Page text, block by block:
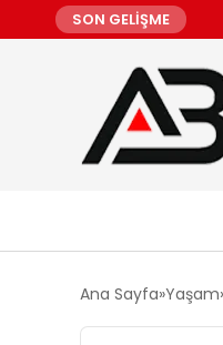
SON GELİŞME
Ana Sayfa Yaşam